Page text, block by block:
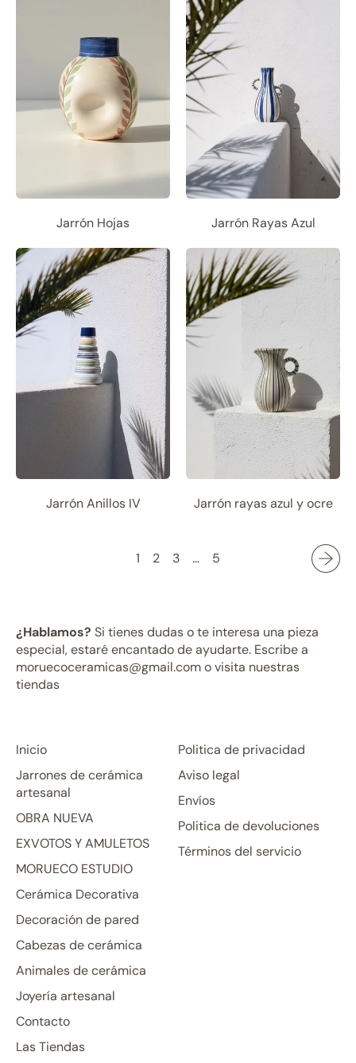
Jarrón Hojas Jarrón Rayas Azul
Jarrón Anillos IV Jarrón rayas azul y ocre
1 2 3 … 5
¿Hablamos? Si tienes dudas o te interesa una pieza
especial, estaré encantado de ayudarte. Escribe a
moruecoceramicas@gmail.com o visita nuestras
tiendas
Inicio
Jarrones de cerámica
artesanal
OBRA NUEVA
EXVOTOS Y AMULETOS
MORUECO ESTUDIO
Cerámica Decorativa
Decoración de pared
Cabezas de cerámica
Animales de cerámica
Joyería artesanal
Contacto
Las Tiendas
Politica de privacidad
Aviso legal
Envíos
Politica de devoluciones
Términos del servicio